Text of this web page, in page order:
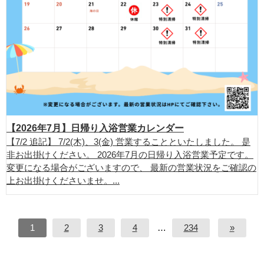
【2026年7月】日帰り入浴営業カレンダー
【7/2 追記】 7/2(木)、3(金) 営業することといたしました。 是
非お出掛けください。 2026年7月の日帰り入浴営業予定です。
変更になる場合がございますので、 最新の営業状況をご確認の
上お出掛けくださいませ。...
1 2 3 4 … 234 »